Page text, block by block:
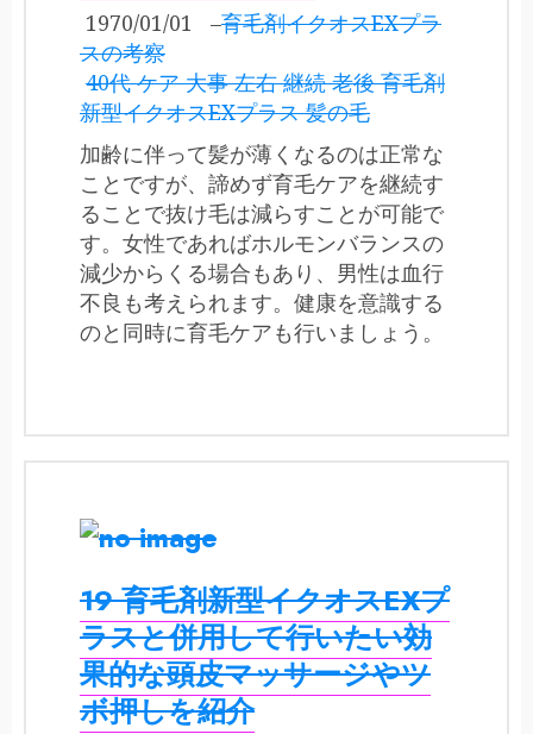
1970/01/01 –育毛剤イクオスEXプラ
スの考察
40代 ケア 大事 左右 継続 老後 育毛剤
新型イクオスEXプラス 髪の毛
加齢に伴って髪が薄くなるのは正常な
ことですが、諦めず育毛ケアを継続す
ることで抜け毛は減らすことが可能で
す。女性であればホルモンバランスの
減少からくる場合もあり、男性は血行
不良も考えられます。健康を意識する
のと同時に育毛ケアも行いましょう。
19 育毛剤新型イクオスEXプ
ラスと併用して行いたい効
果的な頭皮マッサージやツ
ボ押しを紹介